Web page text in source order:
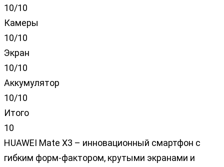
10/10
Камеры
10/10
Экран
10/10
Аккумулятор
10/10
Итого
10
HUAWEI Mate X3 – инновационный смартфон с
гибким форм-фактором, крутыми экранами и